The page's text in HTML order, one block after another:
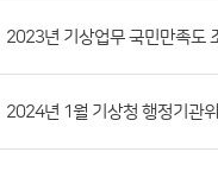
일,
조
회
2023년 기상업무 국민만족도
2024년 1월 기상청 행정기관